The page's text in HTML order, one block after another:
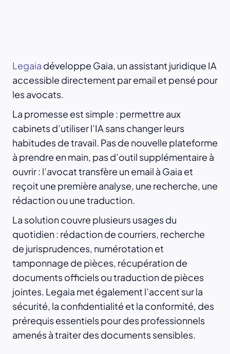
Legaia développe Gaia, un assistant juridique IA
accessible directement par email et pensé pour
les avocats.
La promesse est simple : permettre aux
cabinets d’utiliser l’IA sans changer leurs
habitudes de travail. Pas de nouvelle plateforme
à prendre en main, pas d’outil supplémentaire à
ouvrir : l’avocat transfère un email à Gaia et
reçoit une première analyse, une recherche, une
rédaction ou une traduction.
La solution couvre plusieurs usages du
quotidien : rédaction de courriers, recherche
de jurisprudences, numérotation et
tamponnage de pièces, récupération de
documents officiels ou traduction de pièces
jointes. Legaia met également l’accent sur la
sécurité, la confidentialité et la conformité, des
prérequis essentiels pour des professionnels
amenés à traiter des documents sensibles.